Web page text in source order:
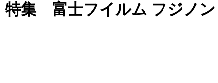
特集 富士フイルム フジノン